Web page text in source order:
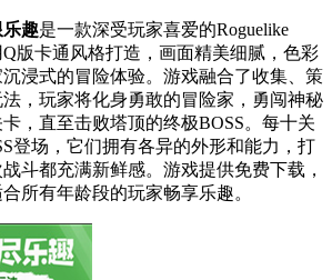
趣是一款深受玩家喜爱的Roguelike
版卡通风格打造，画面精美细腻，色彩
浸式的冒险体验。游戏融合了收集、策
，玩家将化身勇敢的冒险家，勇闯神秘
，直至击败塔顶的终极BOSS。每十关
登场，它们拥有各异的外形和能力，打
斗都充满新鲜感。游戏提供免费下载，
所有年龄段的玩家畅享乐趣。